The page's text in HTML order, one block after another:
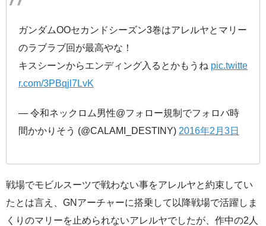
ガンダムOOセカンドシーズン3巻はアレルヤとマリー
のラブラブ回が最高やな！
キスシーンからエンディング入るとかもうね pic.twitte
r.com/3PBqjl7LvK
— 令和ネックロム男性@フォロー規制でフォロバ時
間かかりそう (@CALAMI_DESTINY) 2016年2月3日
戦場でモビルスーツで戦わない事をアレルヤと約束してい
たとは言え、GNアーチャーに搭乗して以降戦場で活躍しま
くりのマリーを止められないアレルヤでしたが、作中の2人